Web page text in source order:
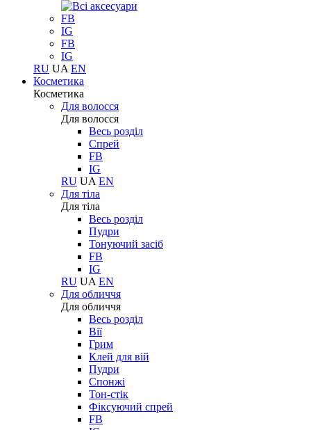
FB
IG
FB
IG
RU UA EN
Косметика
Косметика
Для волосся
Для волосся
Весь розділ
Спрей
FB
IG
RU UA EN
Для тіла
Для тіла
Весь розділ
Пудри
Тонуючий засіб
FB
IG
RU UA EN
Для обличчя
Для обличчя
Весь розділ
Вії
Грим
Клей для вій
Пудри
Спонжі
Тон-стік
Фіксуючий спрей
FB